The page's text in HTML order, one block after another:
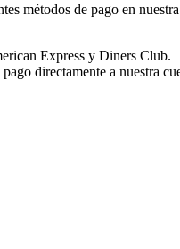
métodos de pago en
Express y Diners Club.
directamente a nuestra